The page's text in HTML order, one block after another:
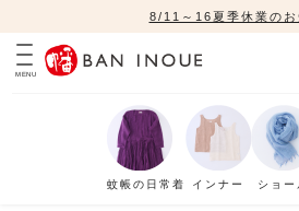
8/11～16夏季休業のお
MENU
蚊帳の日常着 インナー ショー